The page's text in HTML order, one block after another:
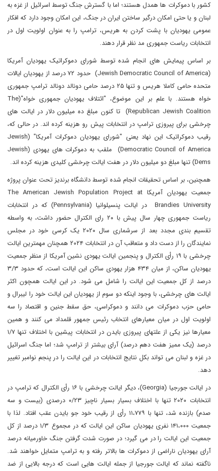
کشور با دموکرات ها همدل هستند؛ اما با گسترش جنگ توسط اسرائیل از غزه به
لبنان و یا حتی امکان درگیر ساختن ایران در جنگ، این امکان وجود دارد که افکار
عمومی یهودیان با پشت کردن به هریس، ترامپ را به عنوان اولویت اول در
انتخابات ریاست جمهوری مد نظر قرار دهند.
بر اساس پیمایش های انجام شده توسط شورای دموکراتیک یهودیان آمریکا
(Jewish Democratic Council of America) حدود ۷۲ درصد از یهودیان ایالات
متحده حامی کاملا هریس و تنها ۲۵ درصد حامی دونالد دونالد ترامپ جمهوری
خواه هستند. با علم بر این موضوع، "ائتلاف یهودیان جمهوری خواه"(The
Republican Jewish Coalition) تا کنون مبلغ ده میلیون دلار در ایالت های
چرخشی برای پیروزی ترامپ در انتخابات پیش رو هزینه کرده اند. در حالی که،
رقیب دموکراتیک این نهاد یعنی "شورای یهودیان دموکرات آمریکا" (Jewish
Democratic Council of America) ملقب به دموکرات های یهودی (Jewish
Dems) تنها مبلغ دو میلیون دلار در هفت ایالت چرخشی کلیدی هزینه کرده اند.
همچنین، بر اساس تحقیقات انجام شده توسط دانشگاه برندیز تحت عنوان پروژه
جمعیت یهودیان آمریکا The American Jewish Population Project at
Brandies University در ایالت پنسیلوانیا (Pennsylvania) که در انتخابات
ریاست‌ جمهوری چهار سال پیش با ۲۰ رای الکترال حضور داشت، به واسطه
تقسیم بندی مجدد بعد از سرشماری سال ۲۰۲۰ یک کرسی خود در مجلس
نمایندگان را از دست داد و متعاقب آن در انتخابات ۲۰۲۴ همچنان مهمترین ایالت
چرخشی با ۱۹ رأی الکترال و پنجمین ایالت یهودی نشین آمریکا از منظر جمعیت
یهودیان ساکن، از میان ۴۳۴ هزار یهودی ساکن این ایالت است، که حدود ۳/۳
درصد از کل جمعیت این ایالت را شامل می شود. در این ایالت همچون اکثر
ایالت های چرخشی، با وجود اینکه دو سوم از یهودیان این ایالت خود را لیبرال و
حامی حزب دموکرات می دانند و دموکراسی، حق سقط جنین و اقتصاد را سه
اولویت اول در میان معیارهای انتخاب رئیس‌ جمهور قلمداد می کنند و همین
معیارها نیز یکی از علتهای پیروزی بایدن در انتخابات پیشین با اختلاف تنها ۱/۷
درصد (یک ممیز هفت دهم درصد) آرای بیشتر از ترامپ شد؛ اما جنگ اسرائیل
در غزه و لبنان می تواند بکل نتایج انتخابات در این ایالت را در پنجم نوامبر تغییر
دهد.
در ایالت جورجیا (Georgia)، دیگر ایالت چرخشی با ۱۶ رأی الکترال که ترامپ در
انتخابات ۲۰۲۰ تنها با اختلاف بسیار بسیار ناچیز ۰/۲۳ درصدی (بیست و سه
صدم) بازنده شد، تنها با ۱۱،۷۷۹ رأی از رقیب خود جو بایدن عقب افتاد. لذا با
جمعیت ۱۴۱،۰۰۰ نفری یهودیان ساکن این ایالت که در مجموع ۱/۳ درصد از کل
جمعیت این ایالت را در می گیرد؛ در صورت شدت گرفتن جنگ خاورمیانه درصد
آرای یهودیان ناراضی از دموکرات ها بالاتر رفته و به ترامپ متمایل خواهند شد.
ناگفته نماند که ایالت جورجیا از جمله ایالت هایی است که درجه بالایی از ضد